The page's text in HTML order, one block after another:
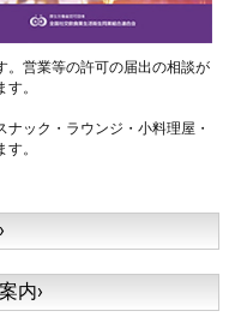
。営業等の許可の届出の相談が
。
ック・ラウンジ・小料理屋・
。
内›